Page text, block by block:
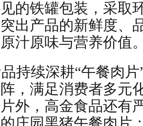
的铁罐包装，采取
出产品的新鲜度、
汁原味与营养价值
持续深耕“午餐肉
，满足消费者多元
外，高金食品还有